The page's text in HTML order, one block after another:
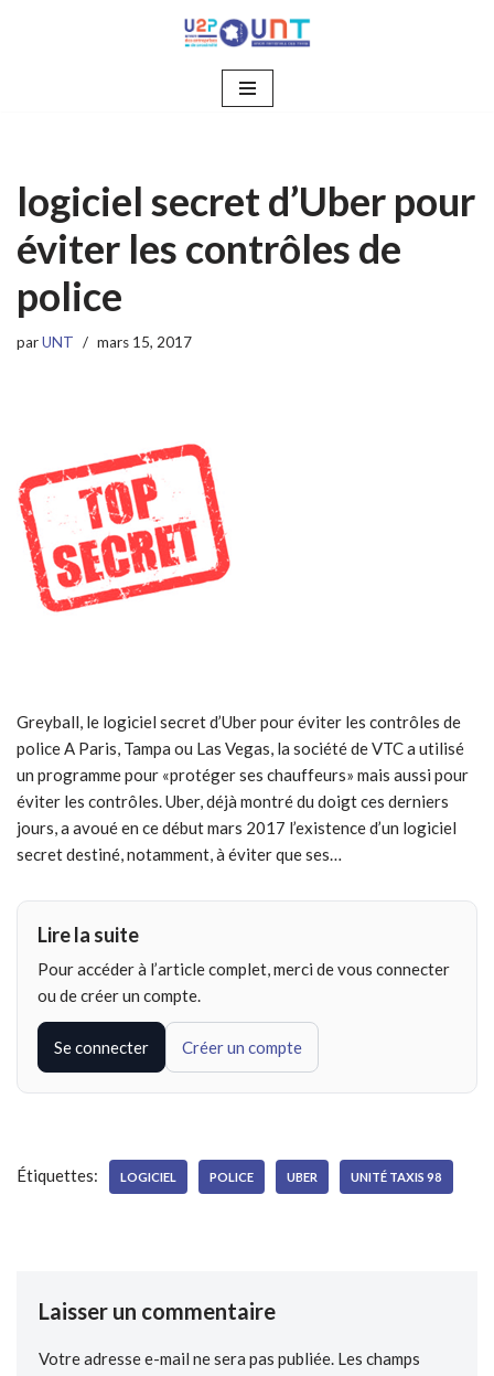
logiciel secret d’Uber pour
éviter les contrôles de
police
parUNT mars 15, 2017
Greyball, le logiciel secret d’Uber pour éviter les contrôles de
police A Paris, Tampa ou Las Vegas, la société de VTC a utilisé
un programme pour «protéger ses chauffeurs» mais aussi pour
éviter les contrôles. Uber, déjà montré du doigt ces derniers
jours, a avoué en ce début mars 2017 l’existence d’un logiciel
secret destiné, notamment, à éviter que ses…
Lire la suite
Pour accéder à l’article complet, merci de vous connecter
ou de créer un compte.
Se connecter Créer un compte
Étiquettes: LOGICIEL POLICE UBER UNITÉ TAXIS 98
Laisser un commentaire
Votre adresse e-mail ne sera pas publiée. Les champs